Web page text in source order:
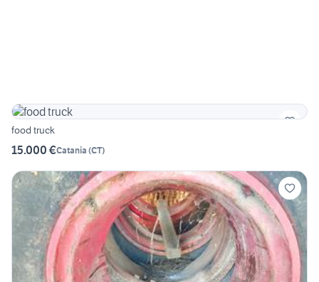
food truck
15.000 €Catania (CT)